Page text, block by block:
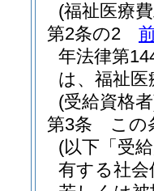
(福祉医療
第2条の2
年法律第
は、福祉
(受給資格
第3条
この
(以下「受
有する社会